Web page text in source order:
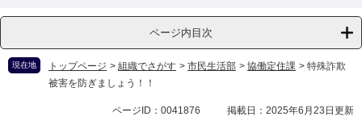
ページ内目次
現在地 トップページ > 組織でさがす > 市民生活部 > 協働定住課 > 特殊詐欺
被害を防ぎましょう！！
ページID：0041876 掲載日：2025年6月23日更新